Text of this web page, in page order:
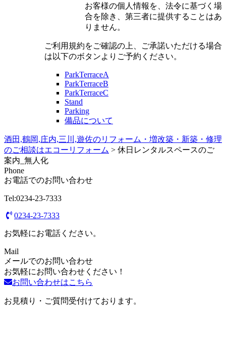
お客様の個人情報を、法令に基づく場
合を除き、第三者に提供することはあ
りません。
ご利用規約をご確認の上、ご承諾いただける場合
は以下のボタンよりご予約ください。
ParkTerraceA
ParkTerraceB
ParkTerraceC
Stand
Parking
備品について
酒田,鶴岡,庄内,三川,遊佐のリフォーム・増改築・新築・修理
のご相談はエコーリフォーム > 休日レンタルスペースのご
案内_無人化
Phone
お電話でのお問い合わせ
Tel:0234-23-7333
0234-23-7333
お気軽にお電話ください。
Mail
メールでのお問い合わせ
お気軽にお問い合わせください！
お問い合わせはこちら
お見積り・ご質問受付けております。